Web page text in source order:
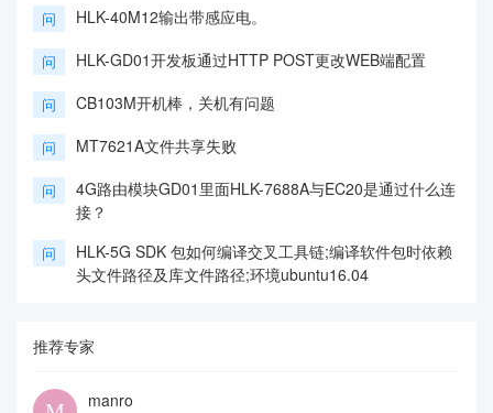
问 HLK-40M12输出带感应电。
问 HLK-GD01开发板通过HTTP POST更改WEB端配置
问 CB103M开机棒，关机有问题
问 MT7621A文件共享失败
问
4G路由模块GD01里面HLK-7688A与EC20是通过什么连
接？
问
HLK-5G SDK 包如何编译交叉工具链;编译软件包时依赖
头文件路径及库文件路径;环境ubuntu16.04
推荐专家
manro